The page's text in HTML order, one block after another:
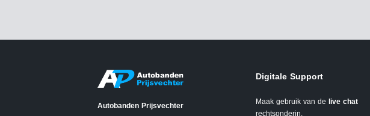
Autobanden Prijsvechter
Digitale Support
Maak gebruik van de live chat
rechtsonderin.